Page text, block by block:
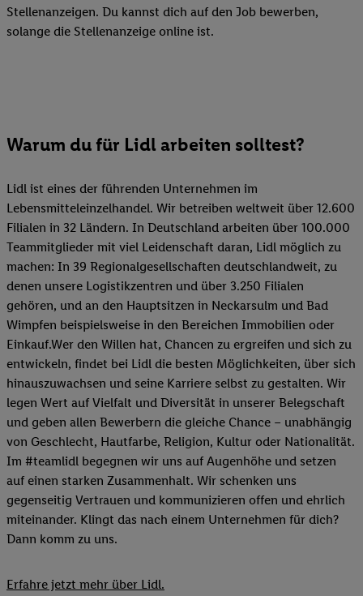
Stellenanzeigen. Du kannst dich auf den Job bewerben,
solange die Stellenanzeige online ist.
Warum du für Lidl arbeiten solltest?
Lidl ist eines der führenden Unternehmen im
Lebensmitteleinzelhandel. Wir betreiben weltweit über 12.600
Filialen in 32 Ländern. In Deutschland arbeiten über 100.000
Teammitglieder mit viel Leidenschaft daran, Lidl möglich zu
machen: In 39 Regionalgesellschaften deutschlandweit, zu
denen unsere Logistikzentren und über 3.250 Filialen
gehören, und an den Hauptsitzen in Neckarsulm und Bad
Wimpfen beispielsweise in den Bereichen Immobilien oder
Einkauf.Wer den Willen hat, Chancen zu ergreifen und sich zu
entwickeln, findet bei Lidl die besten Möglichkeiten, über sich
hinauszuwachsen und seine Karriere selbst zu gestalten. Wir
legen Wert auf Vielfalt und Diversität in unserer Belegschaft
und geben allen Bewerbern die gleiche Chance – unabhängig
von Geschlecht, Hautfarbe, Religion, Kultur oder Nationalität.
Im #teamlidl begegnen wir uns auf Augenhöhe und setzen
auf einen starken Zusammenhalt. Wir schenken uns
gegenseitig Vertrauen und kommunizieren offen und ehrlich
miteinander. Klingt das nach einem Unternehmen für dich?
Dann komm zu uns.​
Erfahre jetzt mehr über Lidl.